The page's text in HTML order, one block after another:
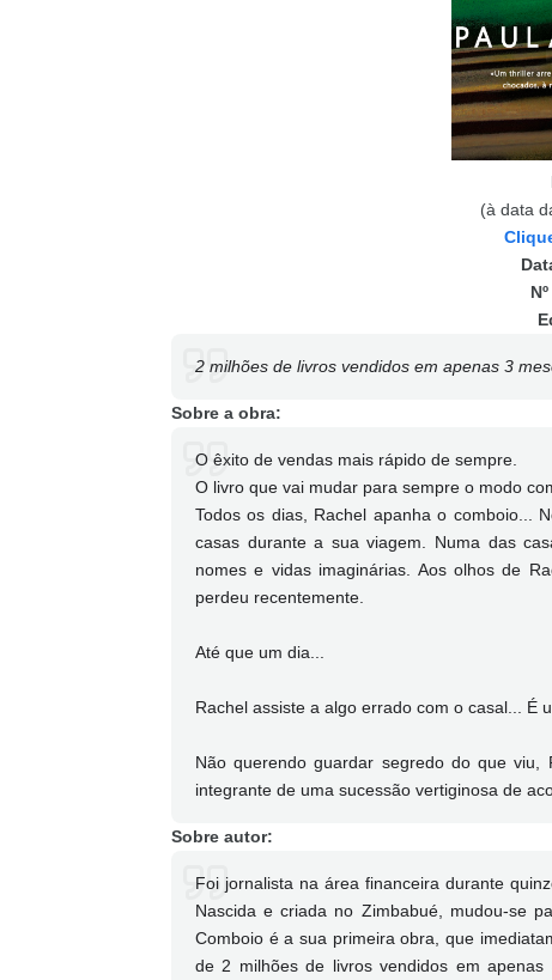
(à data
2 milhões de livros vendidos em apenas 3
Sobre a obra:
O êxito de vendas mais rápido de sempre.
O livro que vai mudar para sempre o modo
Todos os dias, Rachel apanha o comboio...
casas durante a sua viagem. Numa das
nomes e vidas imaginárias. Aos olhos de
perdeu recentemente.
Até que um dia...
Rachel assiste a algo errado com o casal... É
Não querendo guardar segredo do que
integrante de uma sucessão vertiginosa de
Sobre autor:
Foi jornalista na área financeira durante
Nascida e criada no Zimbabué, mudou-se
Comboio é a sua primeira obra, que
de 2 milhões de livros vendidos em